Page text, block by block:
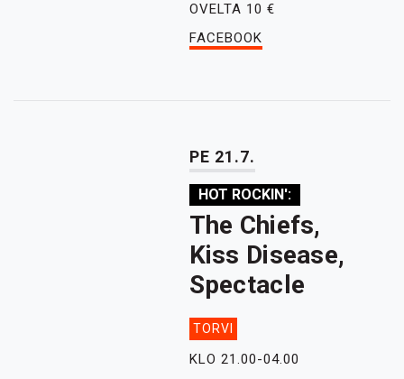
OVELTA 10 €
FACEBOOK
PE 21.7.
HOT ROCKIN':
The Chiefs,
Kiss Disease,
Spectacle
TORVI
KLO 21.00-04.00